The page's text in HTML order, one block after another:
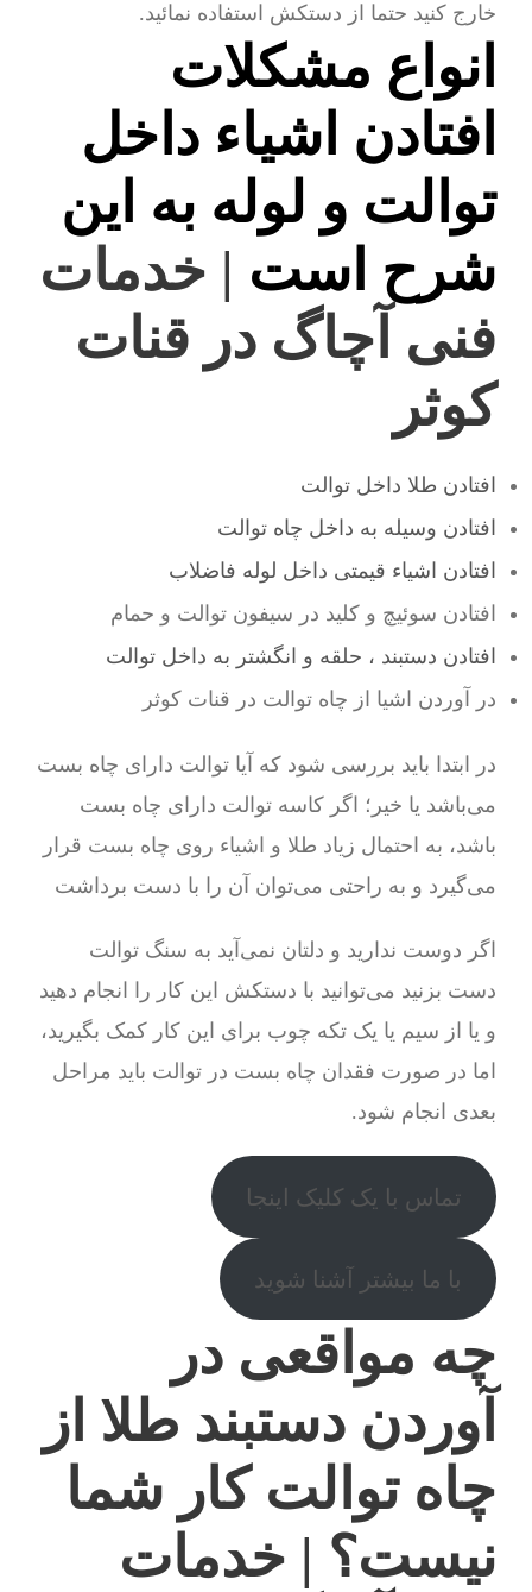
خارج کنید حتما از دستکش استفاده نمائید.
انواع مشکلات
افتادن اشیاء داخل
توالت و لوله به این
شرح است | خدمات
فنی آچاگ در قنات
کوثر
افتادن طلا داخل توالت
افتادن وسیله به داخل چاه توالت
افتادن اشیاء قیمتی داخل لوله فاضلاب
افتادن سوئیچ و کلید در سیفون توالت و حمام
افتادن دستبند ، حلقه و انگشتر به داخل توالت
در آوردن اشیا از چاه توالت در قنات کوثر
در ابتدا باید بررسی شود که آیا توالت دارای چاه بست
می‌باشد یا خیر؛ اگر کاسه توالت دارای چاه بست
باشد، به احتمال زیاد طلا و اشیاء روی چاه بست قرار
می‌گیرد و به راحتی می‌توان آن را با دست برداشت
اگر دوست ندارید و دلتان نمی‌آید به سنگ توالت
دست بزنید می‌توانید با دستکش این کار را انجام دهید
و یا از سیم یا یک تکه چوب برای این کار کمک بگیرید،
اما در صورت فقدان چاه بست در توالت باید مراحل
بعدی انجام شود.
تماس با یک کلیک اینجا
با ما بیشتر آشنا شوید
چه مواقعی در
آوردن دستبند طلا از
چاه توالت کار شما
نیست؟ | خدمات